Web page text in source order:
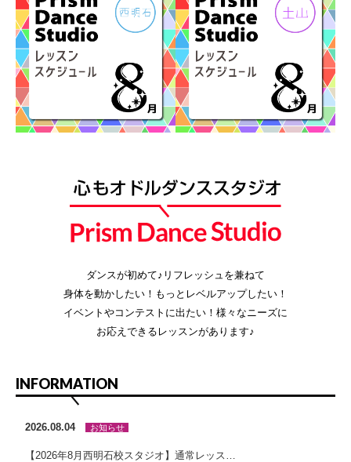
ダンスが初めて♪リフレッシュを兼ねて
身体を動かしたい！もっとレベルアップしたい！
イベントやコンテストに出たい！様々なニーズに
お応えできるレッスンがあります♪
INFORMATION
2026.08.04 お知らせ
【2026年8月西明石校スタジオ】通常レッスンスケジュール